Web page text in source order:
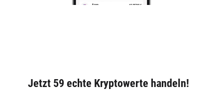
Jetzt 59 echte Kryptowerte handeln!